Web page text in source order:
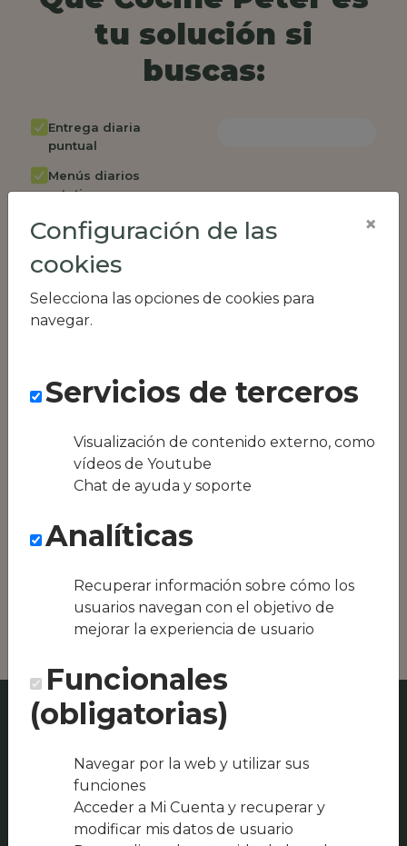
tu solución si
buscas:
Entrega diaria
puntual
Menús diarios
rotativos
Cambio de menú
semanalmente
Factura única
Acceso individual
empleados
Panel de control
RR.HH
Compatible con
equipos híbridos
Conseguimos la
zona, como podría
ser El Griin
Restaurante
Albocado
Configuración de las
cookies
Selecciona las opciones de cookies para
navegar.
×
Servicios de terceros
Visualización de contenido externo, como
vídeos de Youtube
Chat de ayuda y soporte
Analíticas
Recuperar información sobre cómo los
usuarios navegan con el objetivo de
mejorar la experiencia de usuario
Funcionales
(obligatorias)
Navegar por la web y utilizar sus
funciones
Acceder a Mi Cuenta y recuperar y
modificar mis datos de usuario